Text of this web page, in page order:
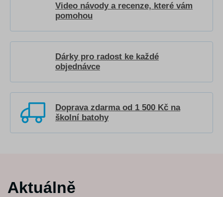
Video návody a recenze, které vám
pomohou
Dárky pro radost ke každé
objednávce
Doprava zdarma od 1 500 Kč na
školní batohy
Aktuálně